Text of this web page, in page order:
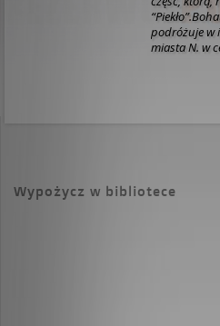
podróżuje w
miasta N. w
tym
temat jego
wychodzą
niczym
łapówkarzy i
Wypożycz w bibliotece